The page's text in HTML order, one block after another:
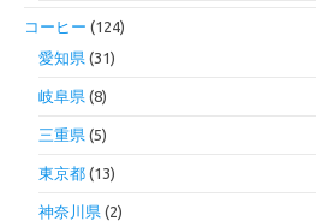
コーヒー (124)
愛知県 (31)
岐阜県 (8)
三重県 (5)
東京都 (13)
神奈川県 (2)